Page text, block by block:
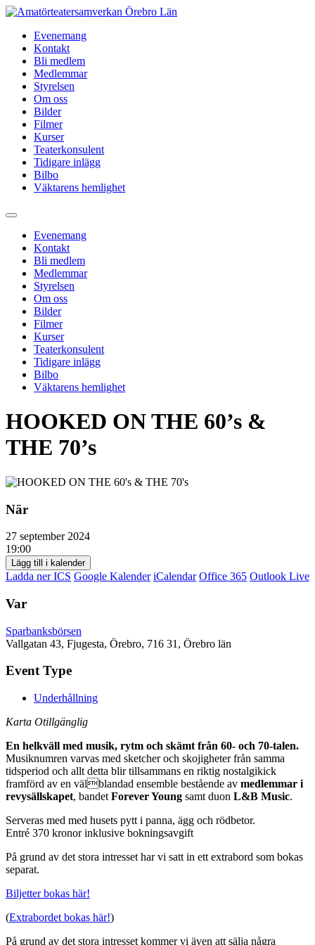
Hoppa
innehållEvenemang
Kontakt
Bli medlem
Medlemmar
Styrelsen
Om oss
Bilder
Filmer
Kurser
Teaterkonsulent
Tidigare inlägg
Bilbo
Väktarens hemlighet
Evenemang
Kontakt
Bli medlem
Medlemmar
Styrelsen
Om oss
Bilder
Filmer
Kurser
Teaterkonsulent
Tidigare inlägg
Bilbo
Väktarens hemlighet
HOOKED ON THE 60’s &
THE 70’s
När
27 september 2024
19:00
Lägg till i kalender
Ladda ner ICS Google Kalender iCalendar Office 365 Outlook Live
Var
Sparbanksbörsen
Vallgatan 43, Fjugesta, Örebro, 716 31, Örebro län
Event Type
Underhållning
Karta Otillgänglig
En helkväll med musik, rytm och skämt från 60- och 70-talen.
Musiknumren varvas med sketcher och skojigheter från samma
tidsperiod och allt detta blir tillsammans en riktig nostalgikick
framförd av en välblandad ensemble bestående av medlemmar i
revysällskapet, bandet Forever Young samt duon L&B Music.
Serveras med med husets pytt i panna, ägg och rödbetor.
Entré 370 kronor inklusive bokningsavgift
På grund av det stora intresset har vi satt in ett extrabord som bokas
separat.
Biljetter bokas här!
(Extrabordet bokas här!)
På grund av det stora intresset kommer vi även att sälja några